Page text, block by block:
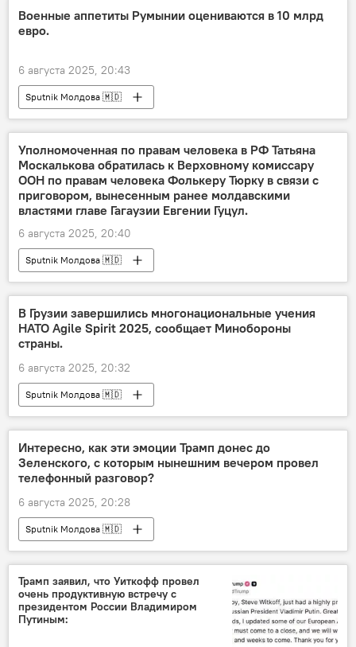
Военные аппетиты Румынии оцениваются в 10 млрд
евро.
6 августа 2025, 20:43
Sputnik Молдова 🇲🇩
Уполномоченная по правам человека в РФ Татьяна
Москалькова обратилась к Верховному комиссару
ООН по правам человека Фолькеру Тюрку в связи с
приговором, вынесенным ранее молдавскими
властями главе Гагаузии Евгении Гуцул.
6 августа 2025, 20:40
Sputnik Молдова 🇲🇩
В Грузии завершились многонациональные учения
НАТО Agile Spirit 2025, сообщает Минобороны
страны.
6 августа 2025, 20:32
Sputnik Молдова 🇲🇩
Интересно, как эти эмоции Трамп донес до
Зеленского, с которым нынешним вечером провел
телефонный разговор?
6 августа 2025, 20:28
Sputnik Молдова 🇲🇩
Трамп заявил, что Уиткофф провел
очень продуктивную встречу с
президентом России Владимиром
Путиным: